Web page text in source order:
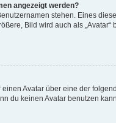
angezeigt werden?
stehen. Eines
Bild wird auch als
Avatar über eine der
du keinen Avatar benutzen